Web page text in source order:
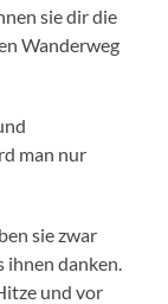
sie dir die
Wanderweg
man nur
sie zwar
ihnen danken.
und vor